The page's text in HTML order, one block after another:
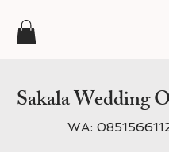
Sakala Wedding
WA: